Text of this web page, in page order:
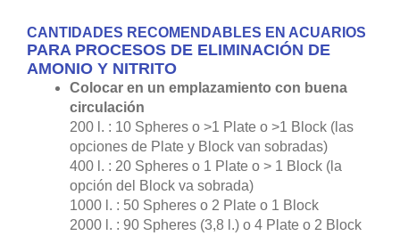
CANTIDADES RECOMENDABLES EN ACUARIOS
PARA PROCESOS DE ELIMINACIÓN DE
AMONIO Y NITRITO
Colocar en un emplazamiento con buena
circulación
200 l. : 10 Spheres o >1 Plate o >1 Block (las
opciones de Plate y Block van sobradas)
400 l. : 20 Spheres o 1 Plate o > 1 Block (la
opción del Block va sobrada)
1000 l. : 50 Spheres o 2 Plate o 1 Block
2000 l. : 90 Spheres (3,8 l.) o 4 Plate o 2 Block